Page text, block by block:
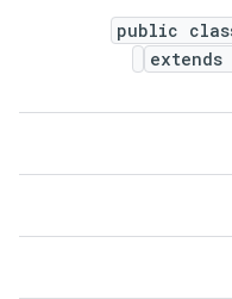
public
extends